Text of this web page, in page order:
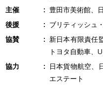
主催
豊田市美術館、
後援
ブリティッシュ
協賛
新日本有限責任
トヨタ自動車、
協力
日本貨物航空、
エステート